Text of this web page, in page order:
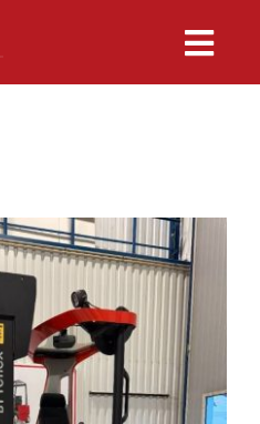
Toggle